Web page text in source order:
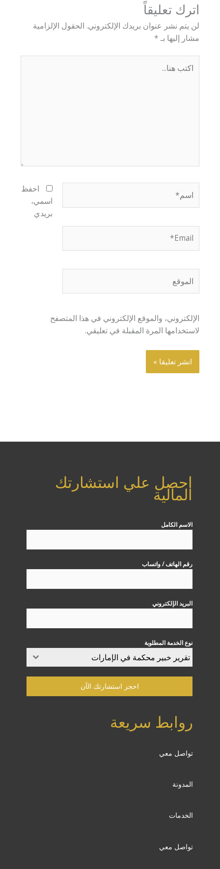
اترك تعليقاً
لن يتم نشر عنوان بريدك الإلكتروني. الحقول الإلزامية
مشار إليها بـ *
هنا...
احفظ
اسمي،
بريدي
الإلكتروني، والموقع الإلكتروني في هذا المتصفح
لاستخدامها المرة المقبلة في تعليقي.
احصل علي استشارتك
المالية
الاسم الكامل
رقم الهاتف / واتساب
البريد الإلكتروني
نوع الخدمة المطلوبة
تقرير خبير محكمة في الإمارات​
احجز استشارتك الآن
روابط سريعة
تواصل معي
المدونة
الخدمات
تواصل معي